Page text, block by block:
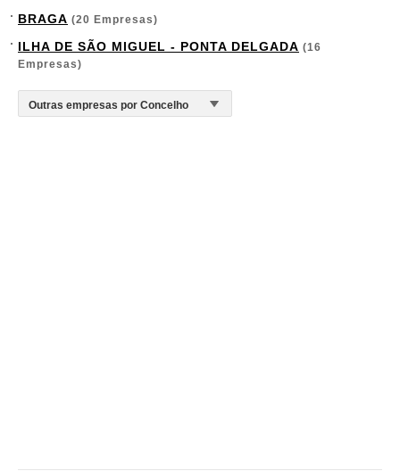
BRAGA (20 Empresas)
ILHA DE SÃO MIGUEL - PONTA DELGADA (16
Empresas)